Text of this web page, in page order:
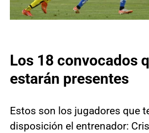
Los 18 convocados
estarán presentes
Estos son los jugadores que
disposición el entrenador: